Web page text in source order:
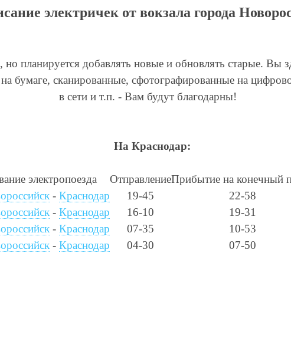
электричек от вокзала города
но планируется добавлять новые и обновлять старые. Вы
бумаге, сканированные, сфотографированные на
в сети и т.п. - Вам будут благодарны!
На Краснодар:
электропоезда ОтправлениеПрибытие на конечный
- Краснодар 19-45
22-58
- Краснодар 16-10
19-31
- Краснодар 07-35
10-53
- Краснодар 04-30 07-50